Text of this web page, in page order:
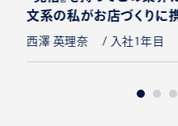
文系の私がお店づくりに
西澤 英理奈 / 入社1年目